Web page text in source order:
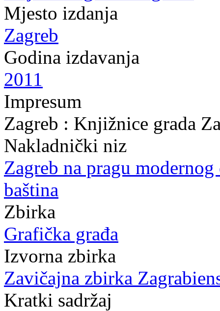
Mjesto izdanja
Zagreb
Godina izdavanja
2011
Impresum
Zagreb : Knjižnice grada
Nakladnički niz
Zagreb na pragu modernog
baština
Zbirka
Grafička građa
Izvorna zbirka
Zavičajna zbirka
Kratki sadržaj